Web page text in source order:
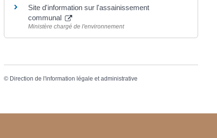
Site d'information sur l'assainissement
communal
Ministère chargé de l'environnement
© Direction de l'information légale et administrative